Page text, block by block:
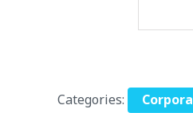
Categories: